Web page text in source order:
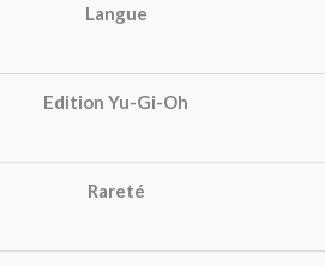
Langue
Edition Yu-Gi-Oh
Rareté